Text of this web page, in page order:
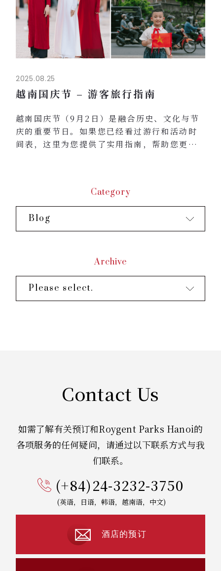
从清晨起，巴亭区与还剑区部分道路被封闭。
公交路线可能会被调整，网约车等待时间可...
2025.08.25
越南国庆节 – 游客旅行指南
越南国庆节（9月2日）是融合历史、文化与节
庆的重要节日。如果您已经看过游行和活动时
间表，这里为您提供了实用指南，帮助您更好
当地人穿着传统服饰奥黛与家人团聚。
即使不在游行区域，整个城市也洋溢着爱国情
怀与团结精神。
2. 交通与出行
公交路线可能会被调整，网约车等待时间可...
Category
Blog
Archive
Please select.
Contact Us
如需了解有关预订和Roygent Parks Hanoi的
各项服务的任何疑问，请通过以下联系方式与我
们联系。
(+84)24-3232-3750
(英语，日语，韩语，越南语，中文)
酒店的预订